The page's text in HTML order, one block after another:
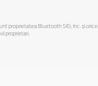
proprietatea Bluetooth SIG, Inc. și
proprietari.